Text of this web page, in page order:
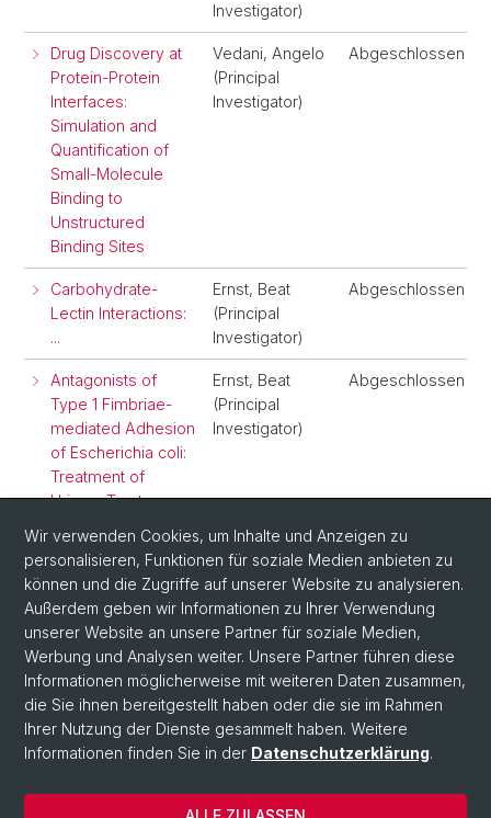
Investigator)
Drug Discovery at
Protein-Protein
Interfaces:
Simulation and
Quantification of
Small-Molecule
Binding to
Unstructured
Binding Sites
Vedani, Angelo
(Principal
Investigator)
Abgeschlossen
Carbohydrate-
Lectin Interactions:
...
Ernst, Beat
(Principal
Investigator)
Abgeschlossen
Antagonists of
Type 1 Fimbriae-
mediated Adhesion
of Escherichia coli:
Treatment of
Urinary Tract
Ernst, Beat
(Principal
Investigator)
Abgeschlossen
Kohlenhydrat-
Lectin
Wechselwirkungen:
Ernst, Beat
(Principal
Investigator)
Abgeschlossen
Wir verwenden Cookies, um Inhalte und Anzeigen zu
personalisieren, Funktionen für soziale Medien anbieten zu
können und die Zugriffe auf unserer Website zu analysieren.
Außerdem geben wir Informationen zu Ihrer Verwendung
unserer Website an unsere Partner für soziale Medien,
Werbung und Analysen weiter. Unsere Partner führen diese
Informationen möglicherweise mit weiteren Daten zusammen,
die Sie ihnen bereitgestellt haben oder die sie im Rahmen
Ihrer Nutzung der Dienste gesammelt haben. Weitere
Informationen finden Sie in der Datenschutzerklärung.